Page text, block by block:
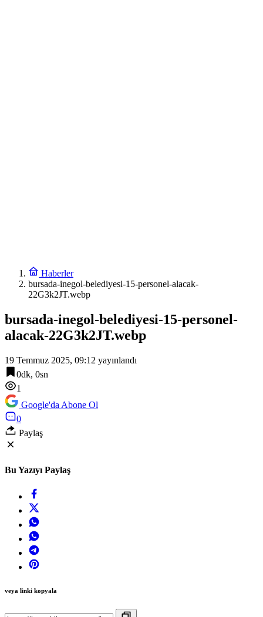
Haberler
bursada-inegol-belediyesi-15-personel-alacak-
22G3k2JT.webp
bursada-inegol-belediyesi-15-personel-
alacak-22G3k2JT.webp
19 Temmuz 2025, 09:12 yayınlandı
0dk, 0sn
1
Google'da Abone Ol
0
Paylaş
Bu Yazıyı Paylaş
veya linki kopyala